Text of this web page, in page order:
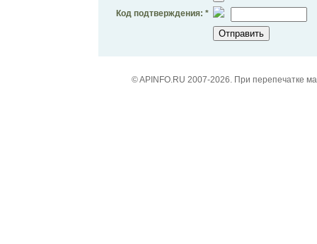
Код подтверждения: *
© APINFO.RU 2007-2026. При перепечатке